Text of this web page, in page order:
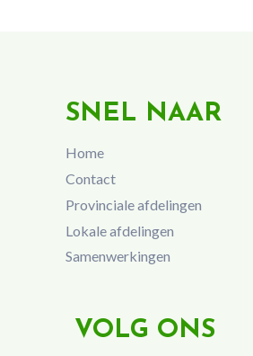
SNEL NAAR
Home
Contact
Provinciale afdelingen
Lokale afdelingen
Samenwerkingen
VOLG ONS